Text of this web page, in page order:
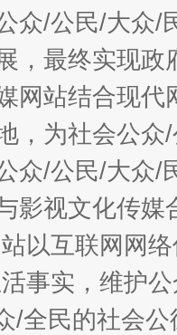
众/公民/大众/
，最终实现
网站结合现
，为社会公
众/公民/大众/
影视文化传
以互联网网
事实，维护
/全民的社会公